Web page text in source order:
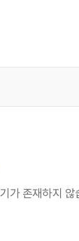
가 존재하지 않